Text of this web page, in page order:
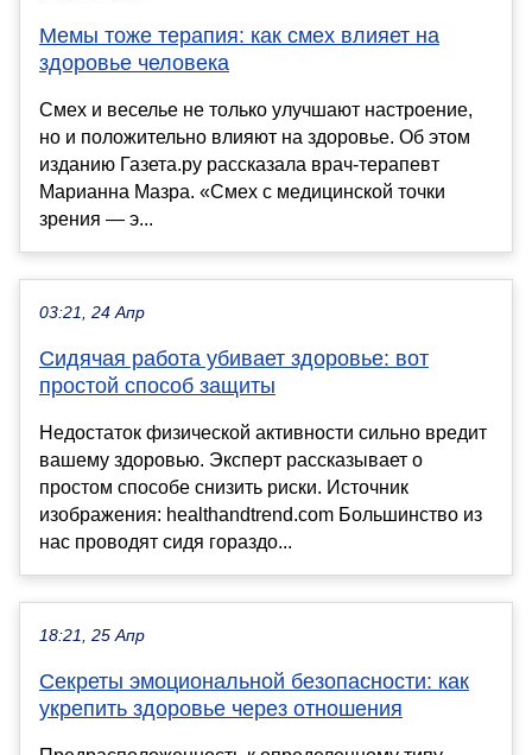
Мемы тоже терапия: как смех влияет на
здоровье человека
Смех и веселье не только улучшают настроение,
но и положительно влияют на здоровье. Об этом
изданию Газета.ру рассказала врач-терапевт
Марианна Мазра. «Смех с медицинской точки
зрения — э...
03:21, 24 Апр
Сидячая работа убивает здоровье: вот
простой способ защиты
Недостаток физической активности сильно вредит
вашему здоровью. Эксперт рассказывает о
простом способе снизить риски. Источник
изображения: healthandtrend.com Большинство из
нас проводят сидя гораздо...
18:21, 25 Апр
Секреты эмоциональной безопасности: как
укрепить здоровье через отношения